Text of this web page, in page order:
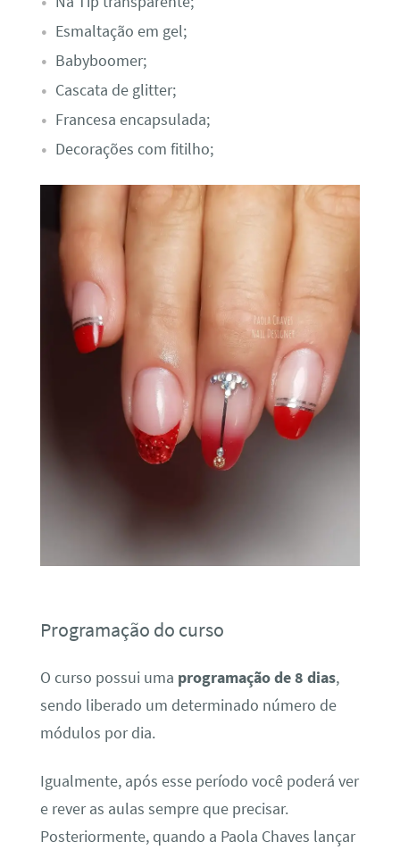
Esmaltação em gel;
Babyboomer;
Cascata de glitter;
Francesa encapsulada;
Decorações com fitilho;
Programação do curso
O curso possui uma programação de 8 dias,
sendo liberado um determinado número de
módulos por dia.
Igualmente, após esse período você poderá ver
e rever as aulas sempre que precisar.
Posteriormente, quando a Paola Chaves lançar